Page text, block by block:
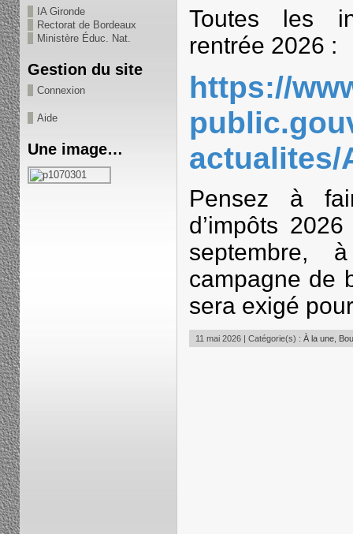
IA Gironde
Rectorat de Bordeaux
Ministère Éduc. Nat.
Gestion du site
Connexion
Aide
Une image…
Toutes les
rentrée 2026 :
https://
actualites/
Pensez à
d’impôts
septembre,
campagne de
sera exigé
11 mai 2026 | Catégorie(s) : À la une,